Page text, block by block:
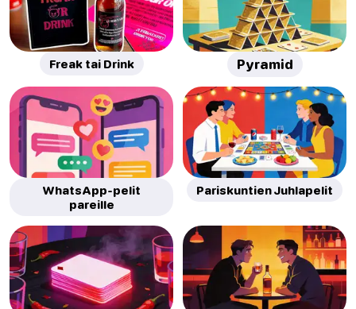
Freak tai Drink Pyramid
WhatsApp-pelit
pareille
Pariskuntien Juhlapelit